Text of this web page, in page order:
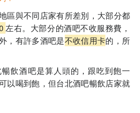
區與不同店家有所差別，大部分都
左右。大部分的酒吧不收服務費，
，有許多酒吧是不收信用卡的，所
飲酒吧是算人頭的，跟吃到飽一
以喝到飽，但台北酒吧暢飲店家就